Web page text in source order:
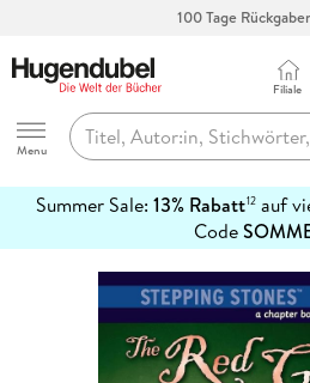
Abholung in über
Hugendubel
Menu
Filiale
Summer Sale: 13% Rabatt12auf
Code
erfahren